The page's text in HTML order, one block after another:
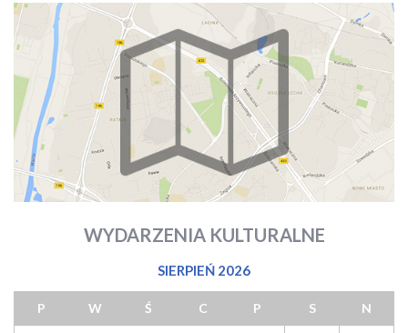
WYDARZENIA KULTURALNE
SIERPIEŃ 2026
P W Ś C P S N